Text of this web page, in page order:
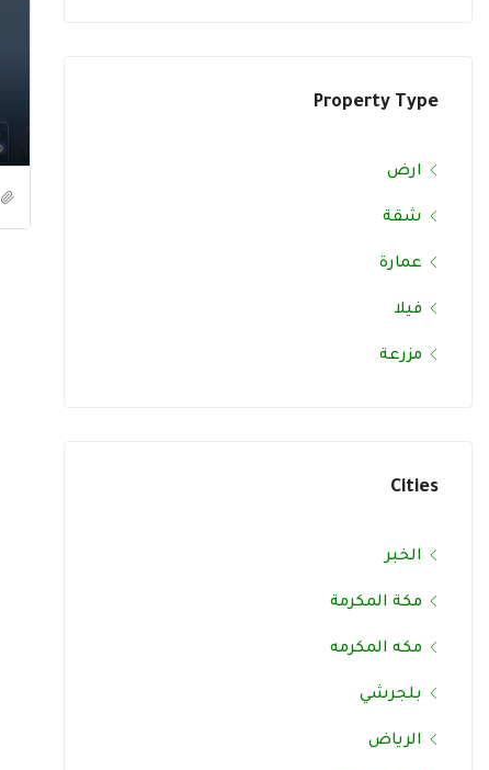
Property Type
ارض
شقة
عمارة
فيلا
مزرعة
Cities
الخبر
مكة المكرمة
مكه المكرمه
بلجرشي
الرياض